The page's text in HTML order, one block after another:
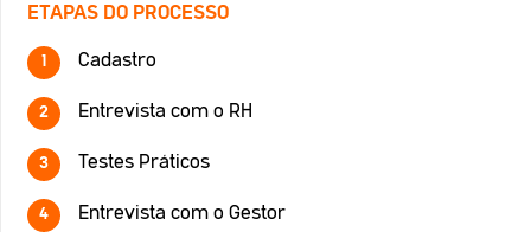
ETAPAS DO PROCESSO
Cadastro
Entrevista com o RH
Testes Práticos
Entrevista com o Gestor